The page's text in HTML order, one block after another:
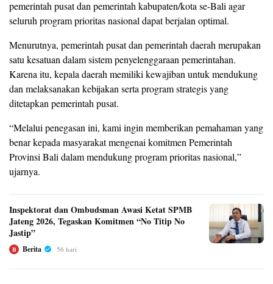
pemerintah pusat dan pemerintah kabupaten/kota se-Bali agar
seluruh program prioritas nasional dapat berjalan optimal.
Menurutnya, pemerintah pusat dan pemerintah daerah merupakan
satu kesatuan dalam sistem penyelenggaraan pemerintahan.
Karena itu, kepala daerah memiliki kewajiban untuk mendukung
dan melaksanakan kebijakan serta program strategis yang
ditetapkan pemerintah pusat.
“Melalui penegasan ini, kami ingin memberikan pemahaman yang
benar kepada masyarakat mengenai komitmen Pemerintah
Provinsi Bali dalam mendukung program prioritas nasional,”
ujarnya.
Inspektorat dan Ombudsman Awasi Ketat SPMB
Jateng 2026, Tegaskan Komitmen “No Titip No
Jastip”
B Berita 56 hari